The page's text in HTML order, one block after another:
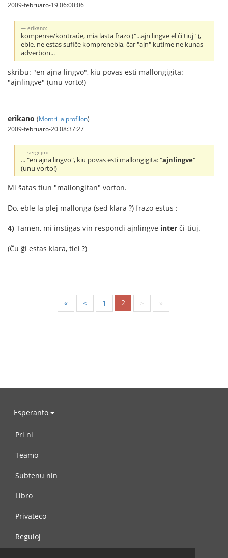
2009-februaro-19 06:00:06
erikano:
kompense/kontraŭe, mia lasta frazo ("...ajn lingve el ĉi tiuj" ),
eble, ne estas sufiĉe komprenebla, ĉar "ajn" kutime ne kunas
adverbon...
skribu: "en ajna lingvo", kiu povas esti mallongigita:
"ajnlingve" (unu vorto!)
erikano (Montri la profilon)
2009-februaro-20 08:37:27
sergejm:
... "en ajna lingvo", kiu povas esti mallongigita: "ajnlingve"
(unu vorto!)
Mi ŝatas tiun "mallongitan" vorton.
Do, eble la plej mallonga (sed klara ?) frazo estus :
4) Tamen, mi instigas vin respondi ajnlingve inter ĉi-tiuj.
(Ĉu ĝi estas klara, tiel ?)
« < 1 2 > »
Esperanto
Pri ni
Teamo
Subtenu nin
Libro
Privateco
Reguloj